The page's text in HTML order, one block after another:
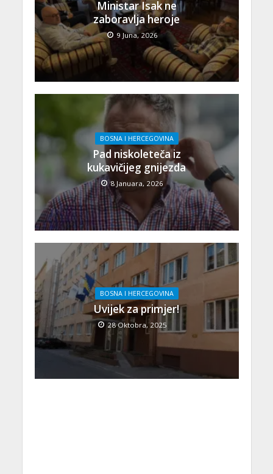
Ministar Isak ne
zaboravlja heroje
9 Juna, 2026
BOSNA I HERCEGOVINA
Pad niskoleteča iz
kukavičijeg gnijezda
8 Januara, 2026
BOSNA I HERCEGOVINA
Uvijek za primjer!
28 Oktobra, 2025